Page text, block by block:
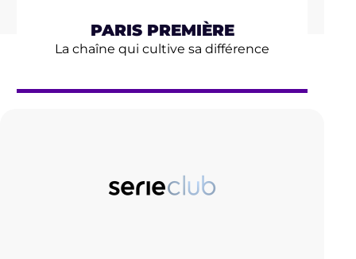
PARIS PREMIÈRE
La chaîne qui cultive sa différence